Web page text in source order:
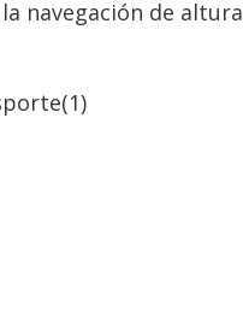
navegación de altura
(1)